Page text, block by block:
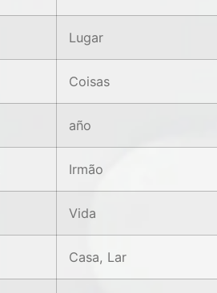
Lugar
Coisas
año
Irmão
Vida
Casa, Lar